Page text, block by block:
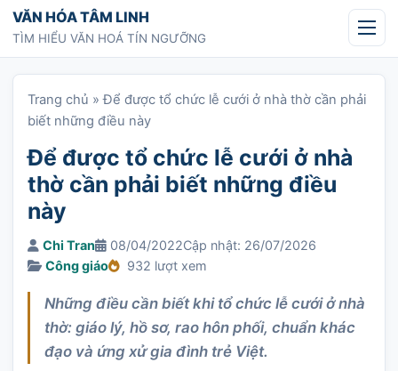
Chuyển tới nội dung
VĂN HÓA TÂM LINH
TÌM HIỂU VĂN HOÁ TÍN NGƯỠNG
Trang chủ »Để được tổ chức lễ cưới ở nhà thờ cần phải
biết những điều này
Để được tổ chức lễ cưới ở nhà
thờ cần phải biết những điều
này
Chi Tran 08/04/2022Cập nhật: 26/07/2026
Công giáo
932 lượt xem
Những điều cần biết khi tổ chức lễ cưới ở nhà
thờ: giáo lý, hồ sơ, rao hôn phối, chuẩn khác
đạo và ứng xử gia đình trẻ Việt.